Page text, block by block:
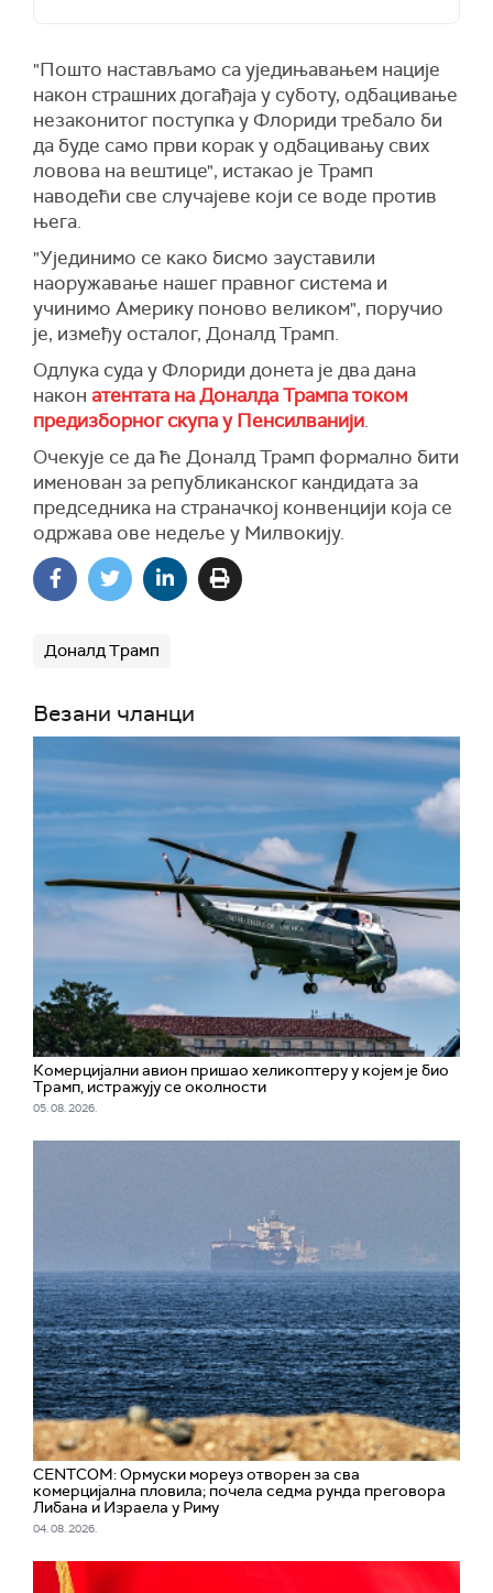
"Пошто настављамо са уједињавањем нације
након страшних догађаја у суботу, одбацивање
незаконитог поступка у Флориди требало би
да буде само први корак у одбацивању свих
ловова на вештице", истакао је Трамп
наводећи све случајеве који се воде против
њега.
"Ујединимо се како бисмо зауставили
наоружавање нашег правног система и
учинимо Америку поново великом", поручио
је, између осталог, Доналд Трамп.
Одлука суда у Флориди донета је два дана
након атентата на Доналда Трампа током
предизборног скупа у Пенсилванији.
Очекује се да ће Доналд Трамп формално бити
именован за републиканског кандидата за
председника на страначкој конвенцији која се
одржава ове недеље у Милвокију.
Доналд Трамп
Везани чланци
Комерцијални авион пришао хеликоптеру у којем је био
Трамп, истражују се околности
05. 08. 2026.
CENTCOM: Ормуски мореуз отворен за сва
комерцијална пловила; почела седма рунда преговора
Либана и Израела у Риму
04. 08. 2026.